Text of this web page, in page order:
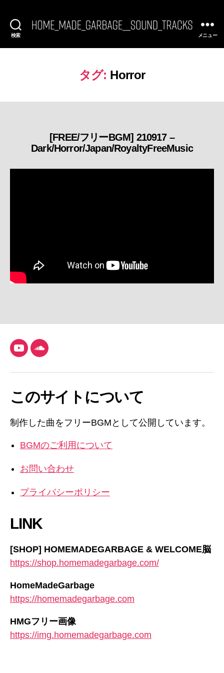
検索
BGM]
SoundTracks
メニュー
タグ: Horror
カ
テ
リ
[FREE/フリーBGM] 210917 –
Dark/Horror/Japan/RoyaltyFreeMusic
YouTubeSoundCloud
このサイトについて
制作した曲をフリーBGMとして公開しています。
BGMのご利用について
お問い合わせ
プライバシーポリシー
LINK
[SHOP] HOMEMADEGARBAGE & WELCOME脳
https://shop.homemadegarbage.com/
HomeMadeGarbage
https://homemadegarbage.com
HMGフリー画像
https://img.homemadegarbage.com